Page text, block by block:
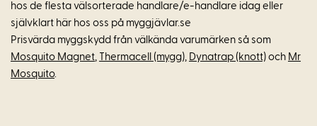
hos de flesta välsorterade handlare/e-handlare idag eller
självklart här hos oss på myggjävlar.se
Prisvärda myggskydd från välkända varumärken så som
Mosquito Magnet
Thermacell (mygg) Dynatrap (knott) och Mr
Mosquito.